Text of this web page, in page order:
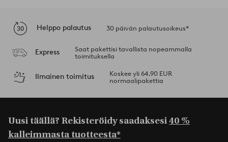
Helppo palautus 30 päivän palautusoikeus*
Express
Saat pakettisi tavallista nopeammalla
toimituksella
Ilmainen toimitus
Koskee yli 64,90 EUR
normaalipakettia
Uusi täällä? Rekisteröidy saadaksesi40 %
kalleimmasta tuotteesta*